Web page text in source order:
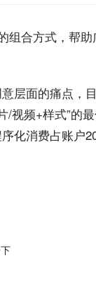
组合方式，帮
层面的痛点，
/视频+样式”的
化消费占账户